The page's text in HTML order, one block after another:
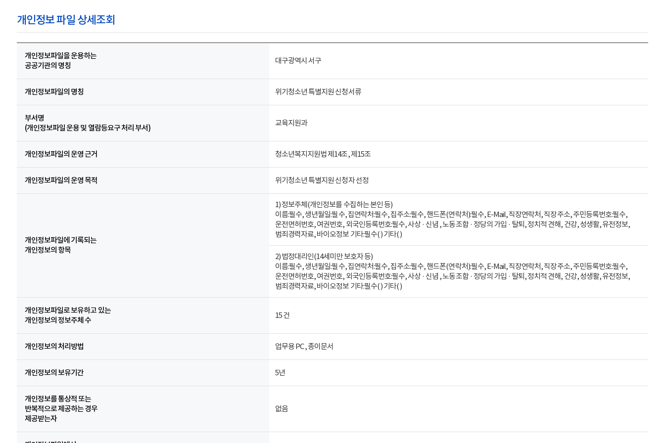
개인정보 파일 상세조회
개인정보파일을 운용하는
공공기관의 명칭
대구광역시 서구
개인정보파일의 명칭 위기청소년 특별지원 신청서류
부서명
(개인정보파일 운용 및 열람등요구 처리 부서)
교육지원과
개인정보파일의 운영 근거 청소년복지지원법 제14조, 제15조
개인정보파일의 운영 목적 위기청소년 특별지원 신청자 선정
개인정보파일에 기록되는
개인정보의 항목
1) 정보주체(개인정보를 수집하는 본인 등)
이름:필수, 생년월일:필수, 집연락처:필수, 집주소:필수, 핸드폰(연락처):필수, E-Mail, 직장연락처, 직장주소, 주민등록번호:필수,
운전면허번호, 여권번호, 외국인등록번호:필수, 사상 · 신념 , 노동조합 · 정당의 가입 · 탈퇴, 정치적 견해, 건강, 성생활, 유전정보,
범죄경력자료, 바이오정보 기타:필수( ) 기타( )
2) 법정대리인(14세미만 보호자 등)
이름:필수, 생년월일:필수, 집연락처:필수, 집주소:필수, 핸드폰(연락처):필수, E-Mail, 직장연락처, 직장주소, 주민등록번호:필수,
운전면허번호, 여권번호, 외국인등록번호:필수, 사상 · 신념 , 노동조합 · 정당의 가입 · 탈퇴, 정치적 견해, 건강, 성생활, 유전정보,
범죄경력자료, 바이오정보 기타:필수( ) 기타( )
개인정보파일로 보유하고 있는
개인정보의 정보주체 수
15 건
개인정보의 처리방법 업무용 PC , 종이문서
개인정보의 보유기간 5년
개인정보를 통상적 또는
반복적으로 제공하는 경우
제공받는자
없음